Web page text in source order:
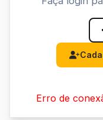
Erro de